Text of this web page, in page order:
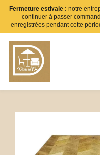
Fermeture estivale : notre
continuer à passer
enregistrées pendant cette
Aller